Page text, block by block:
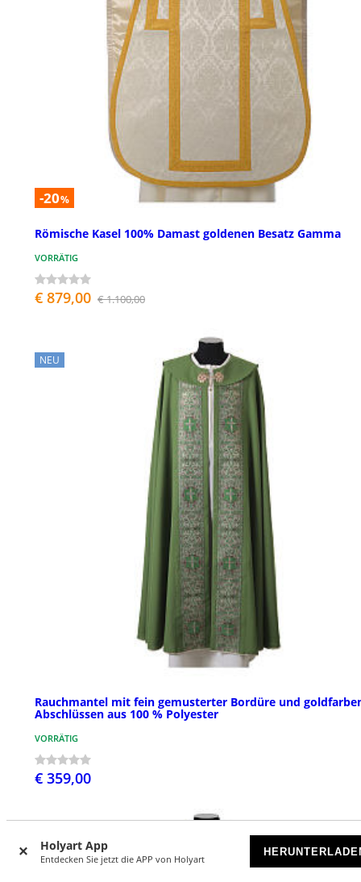
Holyart App
Entdecken Sie jetzt die APP von Holyart
-20%
Römische Kasel 100% Damast goldenen Besatz Gamma
VORRÄTIG
€ 879,00 € 1.100,00
NEU
Rauchmantel mit fein gemusterter Bordüre und
Abschlüssen aus 100 % Polyester
VORRÄTIG
€ 359,00